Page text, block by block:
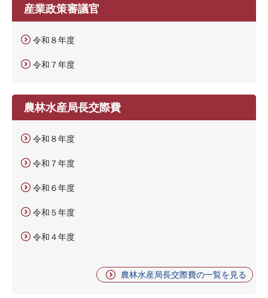
産業政策審議官
令和８年度
令和７年度
農林水産局長交際費
令和８年度
令和７年度
令和６年度
令和５年度
令和４年度
農林水産局長交際費の一覧を見る